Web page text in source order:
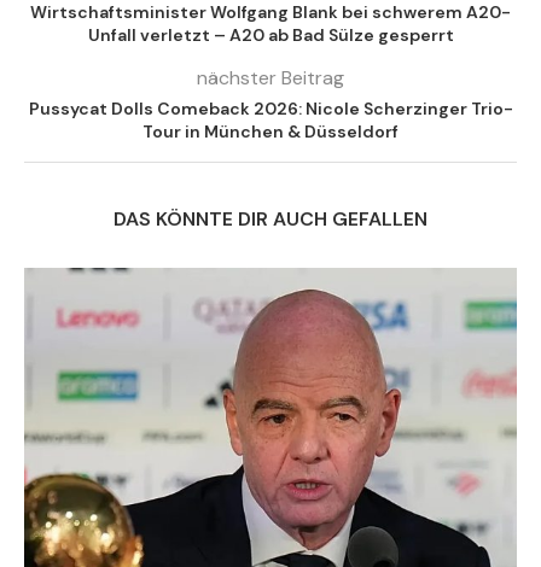
Wirtschaftsminister Wolfgang Blank bei schwerem A20-
Unfall verletzt – A20 ab Bad Sülze gesperrt
nächster Beitrag
Pussycat Dolls Comeback 2026: Nicole Scherzinger Trio-
Tour in München & Düsseldorf
DAS KÖNNTE DIR AUCH GEFALLEN